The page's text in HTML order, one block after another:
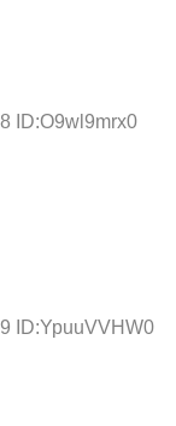
ID:O9wl9mrx0
ID:YpuuVVHW0